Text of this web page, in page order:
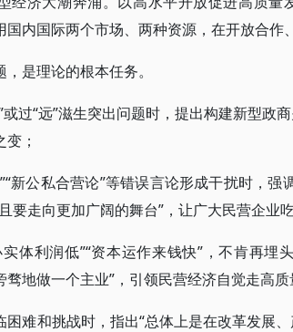
内国际两个市场、两种资源，在开放合作
是理论的根本任务。
或过“远”滋生突出问题时，提出构建新型政
；
新公私合营论”等错误言论形成干扰时，强
要走向更加广阔的舞台”，让广大民营企业
体利润低”“资本运作来钱快”，不肯再埋
地做一个主业”，引领民营经济自觉走高质
困难和挑战时，指出“总体上是在改革发展